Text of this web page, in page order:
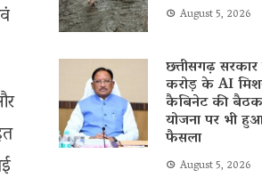
August 5, 2026
छत्तीसगढ़
करोड़ के AI
कैबिनेट की
योजना पर भी
फैसला
August 5, 2026